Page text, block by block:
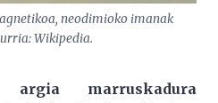
neodimioko imanak
Wikipedia.
marruskadura